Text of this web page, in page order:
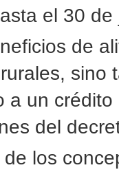
el 30
de
sino
a un
del
de los